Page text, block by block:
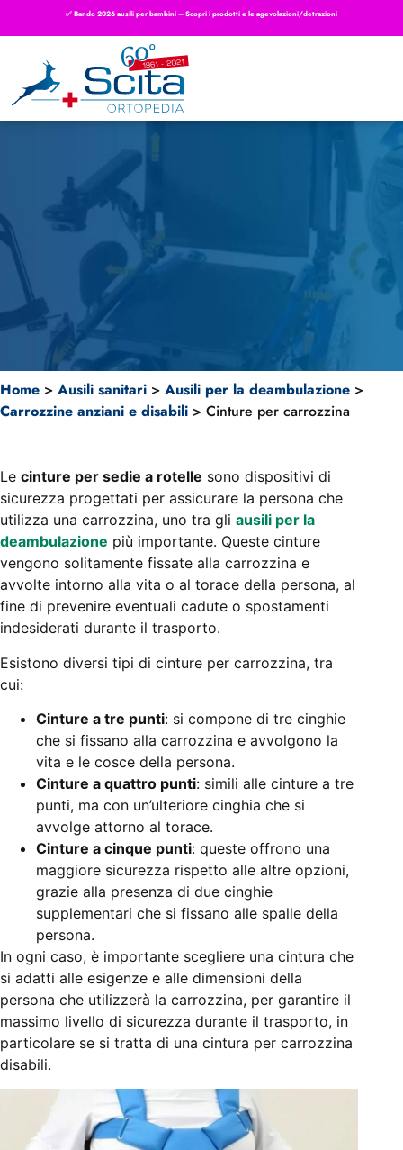
✅ Bando 2026 ausili per bambini – Scopri i prodotti e le agevolazioni/detrazioni
Per una posizione sicura
Cinture per carrozzine e
sedie a rotelle
CONTATTACI
Home > Ausili sanitari > Ausili per la deambulazione >
Carrozzine anziani e disabili > Cinture per carrozzina
Le cinture per sedie a rotelle sono dispositivi di
sicurezza progettati per assicurare la persona che
utilizza una carrozzina, uno tra gli ausili per la
deambulazione più importante. Queste cinture
vengono solitamente fissate alla carrozzina e
avvolte intorno alla vita o al torace della persona, al
fine di prevenire eventuali cadute o spostamenti
indesiderati durante il trasporto.
Esistono diversi tipi di cinture per carrozzina, tra
cui:
Cinture a tre punti: si compone di tre cinghie
che si fissano alla carrozzina e avvolgono la
vita e le cosce della persona.
Cinture a quattro punti: simili alle cinture a tre
punti, ma con un’ulteriore cinghia che si
avvolge attorno al torace.
Cinture a cinque punti: queste offrono una
maggiore sicurezza rispetto alle altre opzioni,
grazie alla presenza di due cinghie
supplementari che si fissano alle spalle della
persona.
In ogni caso, è importante scegliere una cintura che
si adatti alle esigenze e alle dimensioni della
persona che utilizzerà la carrozzina, per garantire il
massimo livello di sicurezza durante il trasporto, in
particolare se si tratta di una cintura per carrozzina
disabili.